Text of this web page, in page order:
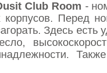
Club Room -
корпусов. Перед
Здесь есть